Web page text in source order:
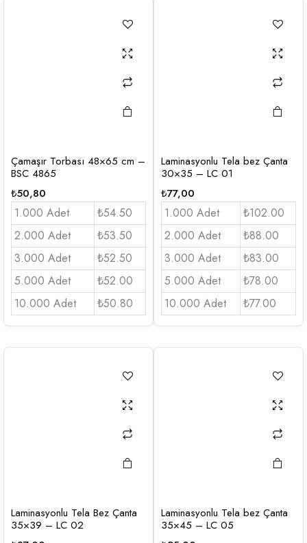
Çamaşır Torbası 48×65 cm –
BSC 4865
₺50,80
1.000 Adet
₺54.50
2.000 Adet
₺53.50
3.000 Adet
₺52.50
5.000 Adet
₺52.00
10.000 Adet
₺50.80
Laminasyonlu Tela bez Çanta
30×35 – LC 01
₺77,00
1.000 Adet
₺102.00
2.000 Adet
₺88.00
3.000 Adet
₺83.00
5.000 Adet
₺78.00
10.000 Adet
₺77.00
Laminasyonlu Tela Bez Çanta
35×39 – LC 02
Laminasyonlu Tela bez Çanta
35×45 – LC 05